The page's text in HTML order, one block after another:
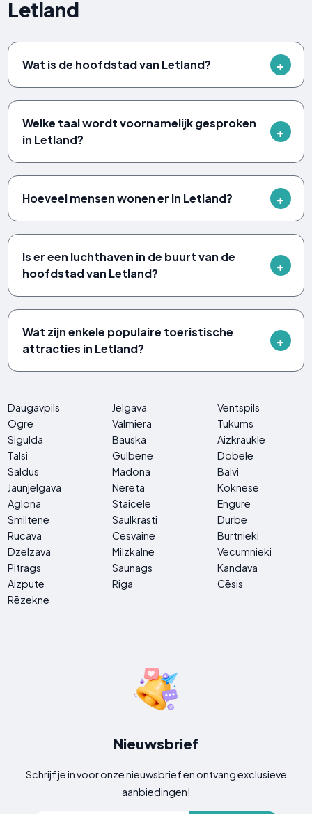
Letland
Wat is de hoofdstad van Letland?
Welke taal wordt voornamelijk gesproken
in Letland?
Hoeveel mensen wonen er in Letland?
Is er een luchthaven in de buurt van de
hoofdstad van Letland?
Wat zijn enkele populaire toeristische
attracties in Letland?
Daugavpils Jelgava
Ventspils
Ogre
Valmiera
Tukums
Sigulda
Bauska
Aizkraukle
Talsi
Gulbene
Dobele
Saldus
Madona
Balvi
Jaunjelgava
Nereta
Koknese
Aglona
Staicele
Engure
Smiltene
Saulkrasti
Durbe
Rucava
Cesvaine
Burtnieki
Dzelzava
Milzkalne
Vecumnieki
Pitrags
Saunags
Kandava
Aizpute
Riga
Cēsis
Rēzekne
Nieuwsbrief
Schrijf je in voor onze nieuwsbrief en ontvang exclusieve
aanbiedingen!